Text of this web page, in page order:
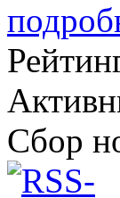
Сбор